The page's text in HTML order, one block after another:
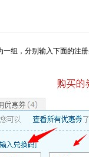
组，分别输入下面的注